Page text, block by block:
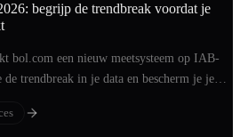
begrijp de trendbreak voordat je
bol.com een nieuw meetsysteem op IAB-
trendbreak in je data en bescherm je je